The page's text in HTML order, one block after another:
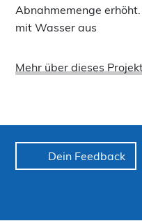
Abnahmemenge
mit Wasser aus
Mehr über dieses
Dein Feedback